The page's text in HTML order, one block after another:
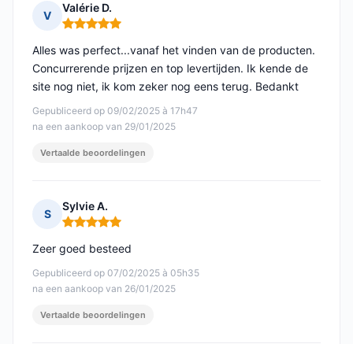
V
Valérie D.
Opmerking: 5 van 5
Gepubliceerd op 09/02/2025 à 17h47
na een aankoop van 29/01/2025
Alles was perfect...vanaf het vinden van de producten.
Concurrerende prijzen en top levertijden. Ik kende de
site nog niet, ik kom zeker nog eens terug. Bedankt
Vertaalde beoordelingen
S
Sylvie A.
Opmerking: 5 van 5
Gepubliceerd op 07/02/2025 à 05h35
na een aankoop van 26/01/2025
Zeer goed besteed
Vertaalde beoordelingen